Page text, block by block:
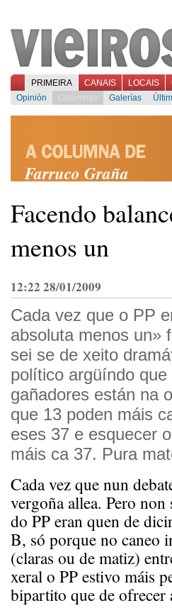
PRIMEIRA CANAIS LOCAIS
Opinión
Columnas Galerías
Farruco Graña
Facendo
menos un
12:22 28/01/2009
Cada vez que o PP
absoluta menos un»
sei se de xeito
político argüíndo
gañadores están na
que 13 poden máis
eses 37 e esquecer
máis ca 37. Pura
Cada vez que nun
vergoña allea. Pero
do PP eran quen de
B, só porque no caneo
(claras ou de matiz)
xeral o PP estivo máis
bipartito que de ofrecer